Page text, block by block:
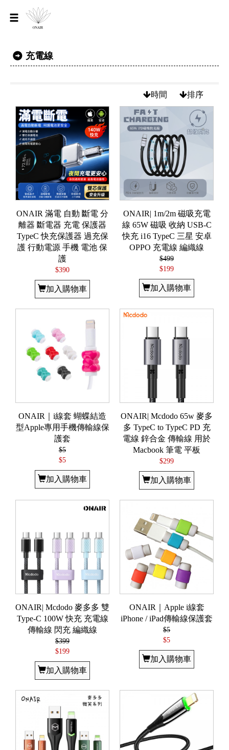
充電線
時間 排序
ONAIR 滿電 自動 斷電 分
離器 斷電器 充電 保護器
TypeC 快充保護器 過充保
護 行動電源 手機 電池 保
護
$390
加入購物車
ONAIR| 1m/2m 磁吸充電
線 65W 磁吸 收納 USB-C
快充 i16 TypeC 三星 安卓
OPPO 充電線 編織線
$499
$199
加入購物車
ONAIR｜i線套 蝴蝶結造
型Apple專用手機傳輸線保
護套
$5
$5
加入購物車
ONAIR| Mcdodo 65w 麥多
多 TypeC to TypeC PD 充
電線 鋅合金 傳輸線 用於
Macbook 筆電 平板
$299
加入購物車
ONAIR| Mcdodo 麥多多 雙
Type-C 100W 快充 充電線
傳輸線 閃充 編織線
$399
$199
加入購物車
ONAIR｜Apple i線套
iPhone / iPad傳輸線保護套
$5
$5
加入購物車